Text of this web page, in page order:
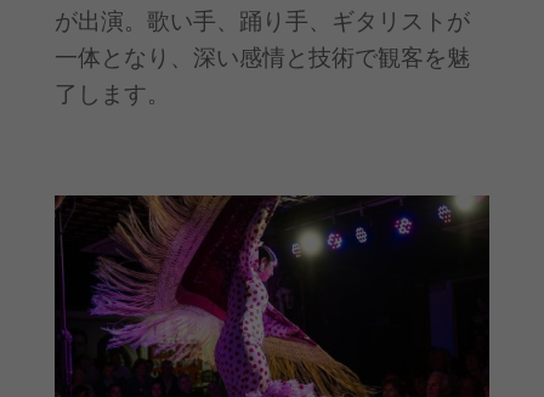
が出演。歌い手、踊り手、ギタリストが
一体となり、深い感情と技術で観客を魅
了します。